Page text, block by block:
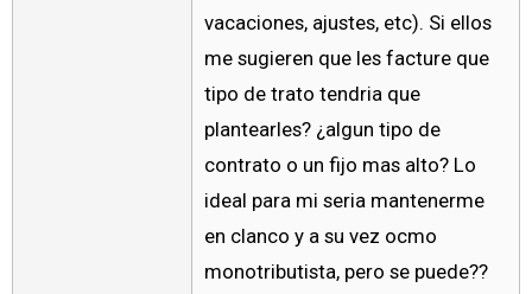
vacaciones, ajustes, etc). Si ellos
me sugieren que les facture que
tipo de trato tendria que
plantearles? ¿algun tipo de
contrato o un fijo mas alto? Lo
ideal para mi seria mantenerme
en clanco y a su vez ocmo
monotributista, pero se puede??